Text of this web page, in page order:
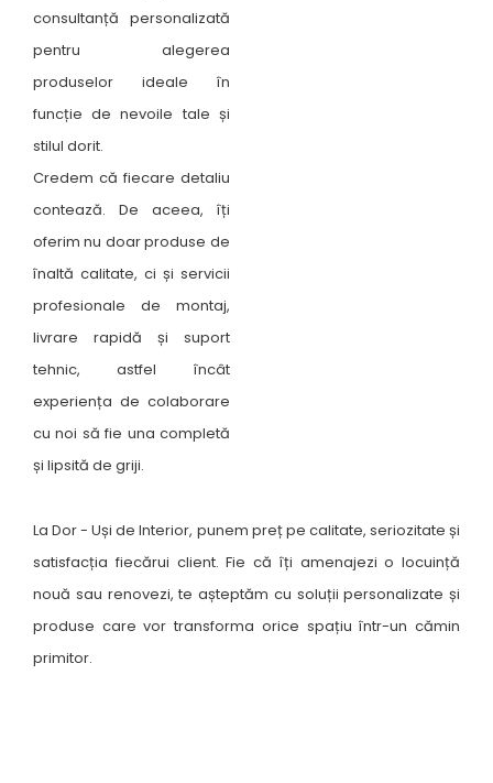
consultanță personalizată
pentru alegerea
produselor ideale în
funcție de nevoile tale și
stilul dorit.
Credem că fiecare detaliu
contează. De aceea, îți
oferim nu doar produse de
înaltă calitate, ci și servicii
profesionale de montaj,
livrare rapidă și suport
tehnic, astfel încât
experiența de colaborare
cu noi să fie una completă
și lipsită de griji.
La Dor - Uși de Interior, punem preț pe calitate, seriozitate și
satisfacția fiecărui client. Fie că îți amenajezi o locuință
nouă sau renovezi, te așteptăm cu soluții personalizate și
produse care vor transforma orice spațiu într-un cămin
primitor.